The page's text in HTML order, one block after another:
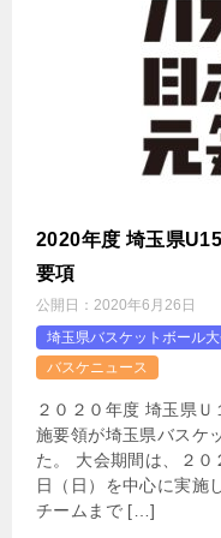
2020年度 埼玉県
要項
公開日： 2020年6月26日
埼玉県バスケットボール
バスケニュース
２０２０年度 埼玉県
施要領が埼玉県バスケ
た。 大会期間は、２０
日（日）を中心に実施
チームまで […]